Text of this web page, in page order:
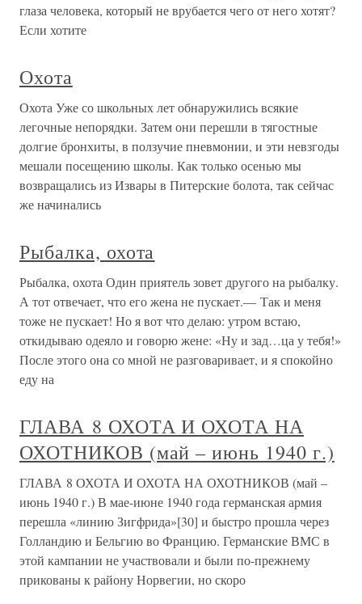
глаза человека, который не врубается чего от него хотят?
Если хотите
Охота
Охота Уже со школьных лет обнаружились всякие
легочные непорядки. Затем они перешли в тягостные
долгие бронхиты, в ползучие пневмонии, и эти невзгоды
мешали посещению школы. Как только осенью мы
возвращались из Извары в Питерские болота, так сейчас
же начинались
Рыбалка, охота
Рыбалка, охота Один приятель зовет другого на рыбалку.
А тот отвечает, что его жена не пускает.— Так и меня
тоже не пускает! Но я вот что делаю: утром встаю,
откидываю одеяло и говорю жене: «Ну и зад…ца у тебя!»
После этого она со мной не разговаривает, и я спокойно
еду на
ГЛАВА 8 ОХОТА И ОХОТА НА
ОХОТНИКОВ (май – июнь 1940 г.)
ГЛАВА 8 ОХОТА И ОХОТА НА ОХОТНИКОВ (май –
июнь 1940 г.) В мае-июне 1940 года германская армия
перешла «линию Зигфрида»[30] и быстро прошла через
Голландию и Бельгию во Францию. Германские ВМС в
этой кампании не участвовали и были по-прежнему
прикованы к району Норвегии, но скоро